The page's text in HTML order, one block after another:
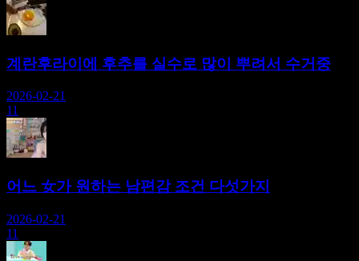
계란후라이에 후추를 실수로 많이 뿌려서 수거중
2026-02-21
11
어느 女가 원하는 남편감 조건 다섯가지
2026-02-21
11